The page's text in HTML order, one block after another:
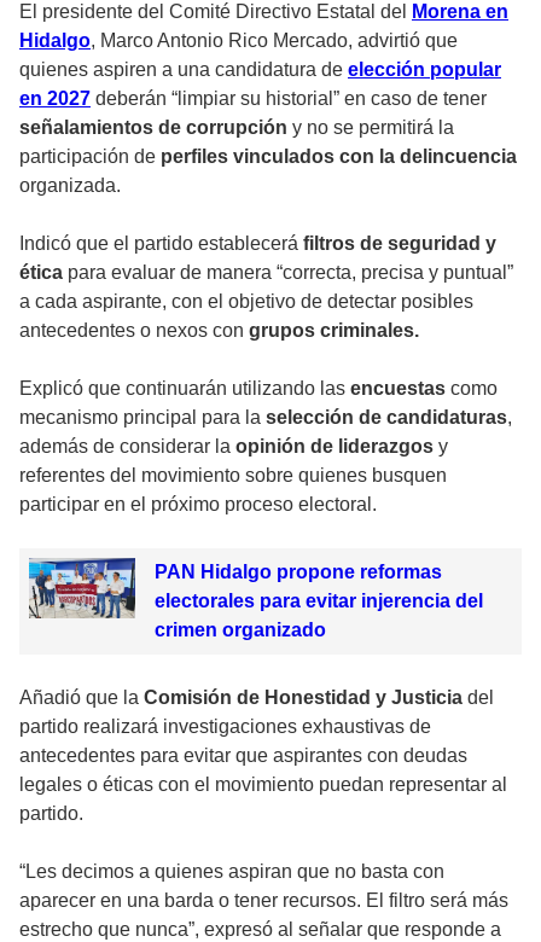
El presidente del Comité Directivo Estatal del
Morena en
Hidalgo, Marco Antonio Rico Mercado, advirtió que
quienes aspiren a una candidatura de elección popular
en 2027 deberán “limpiar su historial” en caso de tener
señalamientos de corrupción y no se permitirá la
participación de perfiles vinculados con la delincuencia
organizada.
Indicó que el partido establecerá filtros de seguridad y
ética para evaluar de manera “correcta, precisa y puntual”
a cada aspirante, con el objetivo de detectar posibles
antecedentes o nexos con grupos criminales.
Explicó que continuarán utilizando las encuestas como
mecanismo principal para la selección de candidaturas,
además de considerar la opinión de liderazgos y
referentes del movimiento sobre quienes busquen
participar en el próximo proceso electoral.
PAN Hidalgo propone reformas
electorales para evitar injerencia del
crimen organizado
Añadió que la Comisión de Honestidad y Justicia del
partido realizará investigaciones exhaustivas de
antecedentes para evitar que aspirantes con deudas
legales o éticas con el movimiento puedan representar al
partido.
“Les decimos a quienes aspiran que no basta con
aparecer en una barda o tener recursos. El filtro será más
estrecho que nunca”, expresó al señalar que responde a